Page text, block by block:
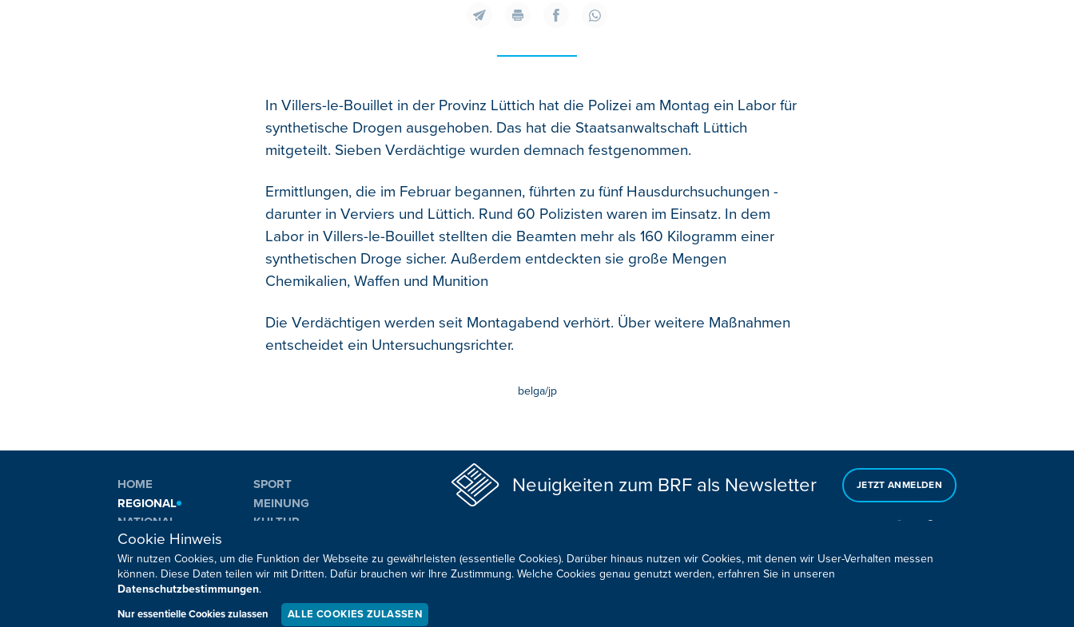
In Villers-le-Bouillet in der Provinz Lüttich hat die Polizei am Montag ein Labor für
synthetische Drogen ausgehoben. Das hat die Staatsanwaltschaft Lüttich
mitgeteilt. Sieben Verdächtige wurden demnach festgenommen.
Ermittlungen, die im Februar begannen, führten zu fünf Hausdurchsuchungen -
darunter in Verviers und Lüttich. Rund 60 Polizisten waren im Einsatz. In dem
Labor in Villers-le-Bouillet stellten die Beamten mehr als 160 Kilogramm einer
synthetischen Droge sicher. Außerdem entdeckten sie große Mengen
Chemikalien, Waffen und Munition
Die Verdächtigen werden seit Montagabend verhört. Über weitere Maßnahmen
entscheidet ein Untersuchungsrichter.
belga/jp
HOME
REGIONAL
NATIONAL
INTERNATIONAL
SPORT
MEINUNG
KULTUR
Neuigkeiten zum BRF als Newsletter JETZT ANMELDEN
Sie haben noch Fragen oder Anmerkungen?
Cookie Hinweis
Wir nutzen Cookies, um die Funktion der Webseite zu gewährleisten (essentielle Cookies). Darüber hinaus nutzen wir Cookies, mit denen wir User-Verhalten messen
können. Diese Daten teilen wir mit Dritten. Dafür brauchen wir Ihre Zustimmung. Welche Cookies genau genutzt werden, erfahren Sie in unseren
Datenschutzbestimmungen.
Nur essentielle Cookies zulassen ALLE COOKIES ZULASSEN